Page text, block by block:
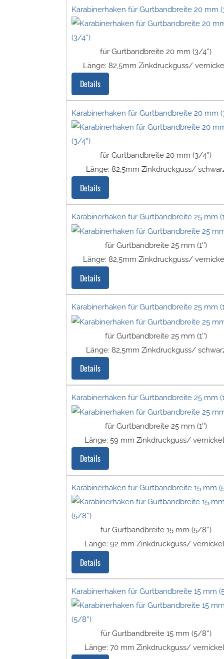
Karabinerhaken für Gurtbandbreite 20 mm
für Gurtbandbreite 20 mm (3/4'')
Länge: 82,5mm Zinkdruckguss/
Details
Karabinerhaken für Gurtbandbreite 20 mm
für Gurtbandbreite 20 mm (3/4'')
Länge: 82,5mm Zinkdruckguss/
Details
Karabinerhaken für Gurtbandbreite 25 mm
für Gurtbandbreite 25 mm (1'')
Länge: 82,5mm Zinkdruckguss/
Details
Karabinerhaken für Gurtbandbreite 25 mm
für Gurtbandbreite 25 mm (1'')
Länge: 82,5mm Zinkdruckguss/
Details
Karabinerhaken für Gurtbandbreite 25 mm
für Gurtbandbreite 25 mm (1'')
Länge: 59 mm Zinkdruckguss/
Details
Karabinerhaken für Gurtbandbreite 15 mm
für Gurtbandbreite 15 mm (5/8'')
Länge: 92 mm Zinkdruckguss/
Details
Karabinerhaken für Gurtbandbreite 15 mm
für Gurtbandbreite 15 mm (5/8'')
Länge: 70 mm Zinkdruckguss/